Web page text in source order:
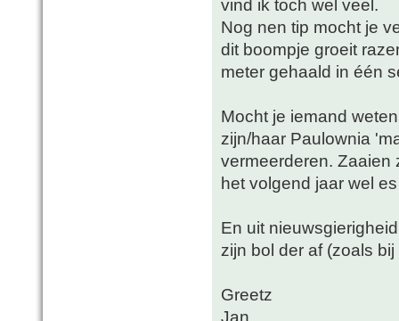
vind ik toch wel veel.
Nog nen tip mocht je
dit boompje groeit
meter gehaald in één
Mocht je iemand
zijn/haar Paulownia
vermeerderen. Zaaien
het volgend jaar wel
En uit
zijn bol der af (zoals
Greetz
Jan